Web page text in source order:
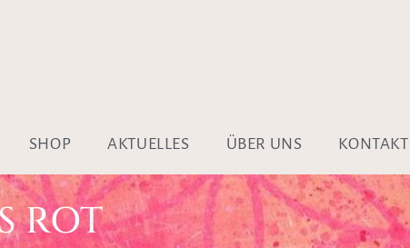
SHOP AKTUELLES ÜBER UNS KONTAKT
ROT